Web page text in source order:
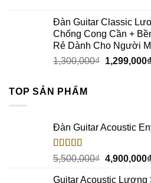
Đàn Guitar Classic
Chống Cong Cần +
Rẻ Dành Cho Người
1,300,000₫ 1,299,000₫
TOP SẢN PHẨM
Đàn Guitar Acoustic
Rated5.00
out of 5
5,500,000₫ 4,900,000₫
Guitar Acoustic Lương